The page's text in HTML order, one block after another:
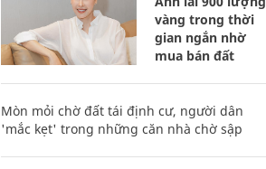
vàng trong thời
gian ngắn nhờ
mua bán đất
Mòn mỏi chờ đất tái định cư, người dân
'mắc kẹt' trong những căn nhà chờ sập